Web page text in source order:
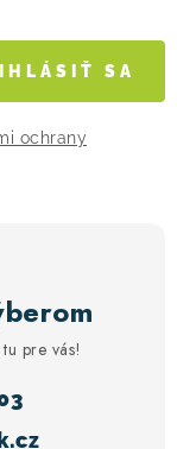
ochrany
SA
pre vás!